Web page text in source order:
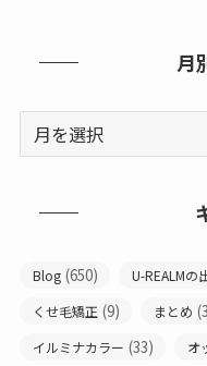
月
Blog (650) U-REALMの
くせ毛矯正 (9) まとめ
イルミナカラー (33) オ